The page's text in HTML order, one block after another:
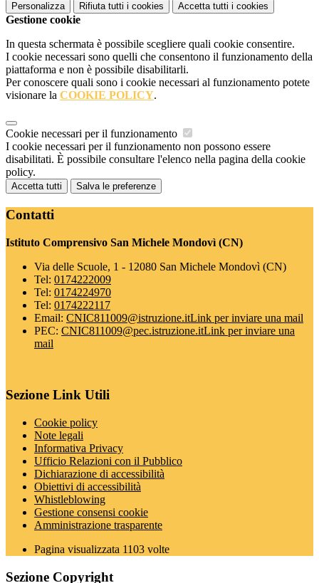
Personalizza Rifiuta tutti i cookies Accetta tutti i cookies
Gestione cookie
In questa schermata è possibile scegliere quali cookie consentire.
I cookie necessari sono quelli che consentono il funzionamento della
piattaforma e non è possibile disabilitarli.
Per conoscere quali sono i cookie necessari al funzionamento potete
visionare la COOKIE POLICY.
Cookie necessari per il funzionamento
I cookie necessari per il funzionamento non possono essere
disabilitati. È possibile consultare l'elenco nella pagina della cookie
policy.
Accetta tutti Salva le preferenze
Contatti
Istituto Comprensivo San Michele Mondovì (CN)
Via delle Scuole, 1 - 12080 San Michele Mondovì (CN)
Tel: 0174222009
Tel: 0174224970
Tel: 0174222117
Email: CNIC811009@istruzione.itLink per inviare una mail
PEC: CNIC811009@pec.istruzione.itLink per inviare una
mail
Sezione Link Utili
Cookie policy
Note legali
Informativa Privacy
Ufficio Relazioni con il Pubblico
Dichiarazione di accessibilità
Obiettivi di accessibilità
Whistleblowing
Gestione consensi cookie
Amministrazione trasparente
Pagina visualizzata 1103 volte
Sezione Copyright